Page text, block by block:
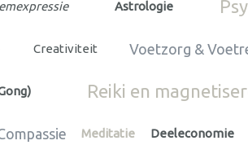
Astrologie
Creativiteit Voetzorg &
Reiki en
Meditatie Deeleconomie